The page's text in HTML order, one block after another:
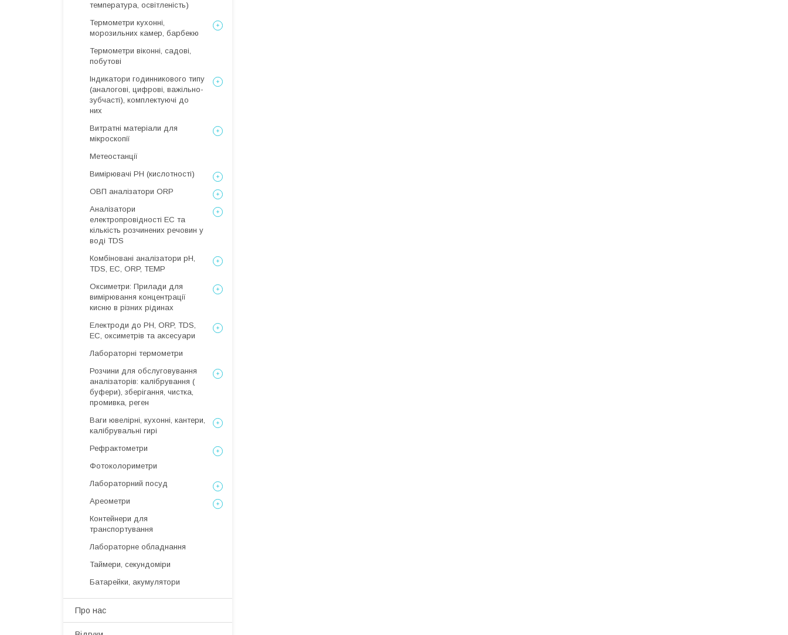
температура, освітленість)
Термометри кухонні,
морозильних камер, барбекю
Термометри віконні, садові,
побутові
Індикатори годинникового типу
(аналогові, цифрові, важільно-
зубчасті), комплектуючі до
них
Витратні матеріали для
мікроскопії
Метеостанції
Вимірювачі РН (кислотності)
ОВП аналізатори ORP
Аналізатори
електропровідності EC та
кількість розчинених речовин у
воді TDS
Комбіновані аналізатори pH,
TDS, EC, ORP, TEMP
Оксиметри: Прилади для
вимірювання концентрації
кисню в різних рідинах
Електроди до PH, ORP, TDS,
EC, оксиметрів та аксесуари
Лабораторні термометри
Розчини для обслуговування
аналізаторів: калібрування (
буфери), зберігання, чистка,
промивка, реген
Ваги ювелірні, кухонні, кантери,
калібрувальні гирі
Рефрактометри
Фотоколориметри
Лабораторний посуд
Ареометри
Контейнери для
транспортування
Лабораторне обладнання
Таймери, секундоміри
Батарейки, акумулятори
Про нас